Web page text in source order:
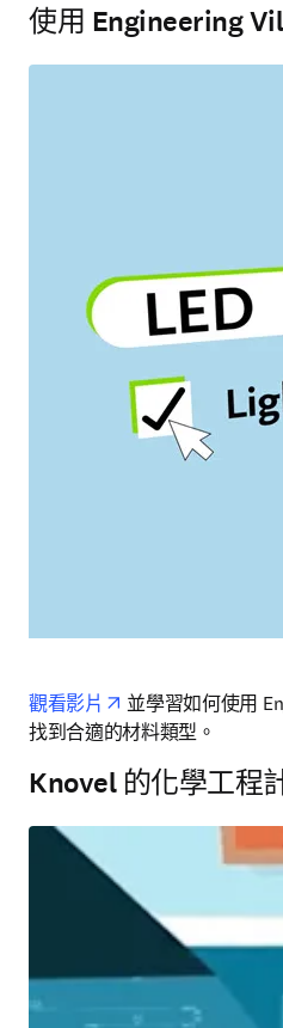
使用 Engineering
觀看影片 opens in new tab/
並學習如何使用
找到合適的材料類型。
Knovel 的化學工程